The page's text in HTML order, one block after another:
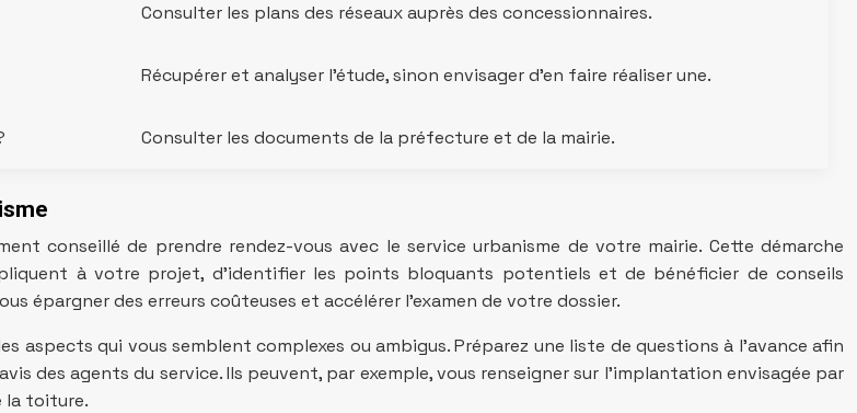
Consulter les plans des réseaux auprès des concessionnaires.
Récupérer et analyser l’étude, sinon envisager d’en faire réaliser une.
Consulter les documents de la préfecture et de la mairie.
conseillé de prendre rendez-vous avec le service urbanisme de votre mairie. Cette démarche
à votre projet, d’identifier les points bloquants potentiels et de bénéficier de conseils
épargner des erreurs coûteuses et accélérer l’examen de votre dossier.
aspects qui vous semblent complexes ou ambigus. Préparez une liste de questions à l’avance afin
des agents du service. Ils peuvent, par exemple, vous renseigner sur l’implantation envisagée par
la toiture.